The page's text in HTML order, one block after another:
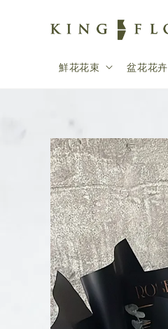
鮮花花束 盆花花卉